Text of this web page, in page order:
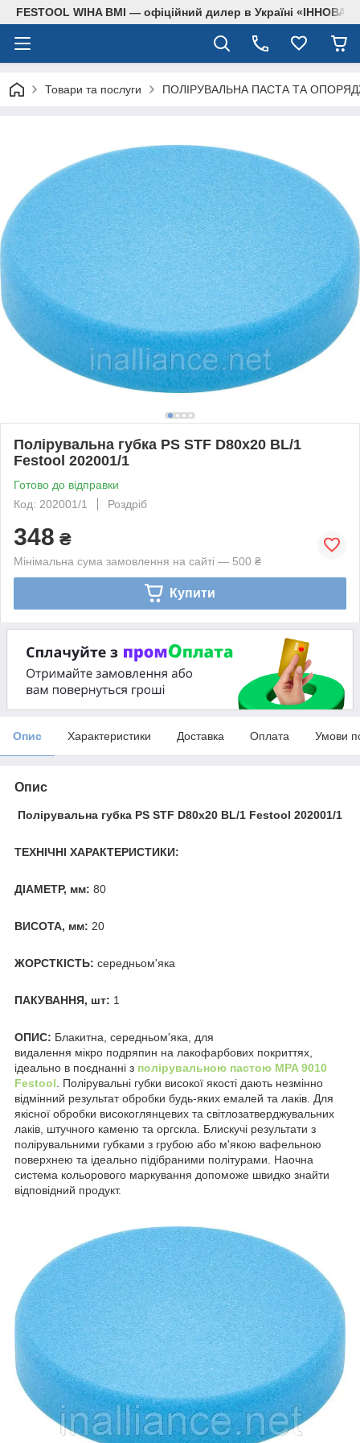
FESTOOL WIHA BMI — офіційний дилер в Україні
Товари та послуги ПОЛІРУВАЛЬНА ПАСТА ТА
Полірувальна губка PS STF D80x20 BL/1
Festool 202001/1
Готово до відправки
Код: 202001/1
Роздріб
348 ₴
Мінімальна сума замовлення на сайті — 500 ₴
Купити
Опис Характеристики Доставка Оплата Умови
Опис
Полірувальна губка PS STF D80x20 BL/1 Festool 202001/1
ТЕХНІЧНІ ХАРАКТЕРИСТИКИ:
ДІАМЕТР, мм: 80
ВИСОТА, мм: 20
ЖОРСТКІСТЬ: середньом'яка
ПАКУВАННЯ, шт: 1
ОПИС: Блакитна, середньом'яка, для
видалення мікро подряпин на лакофарбових покриттях,
ідеально в поєднанні з полірувальною пастою MPA 9010
Festool. Полірувальні губки високої якості дають незмінно
відмінний результат обробки будь-яких емалей та лаків. Для
якісної обробки високоглянцевих та світлозатверджувальних
лаків, штучного каменю та оргскла. Блискучі результати з
полірувальними губками з грубою або м'якою вафельною
поверхнею та ідеально підібраними політурами. Наочна
система кольорового маркування допоможе швидко знайти
відповідний продукт.